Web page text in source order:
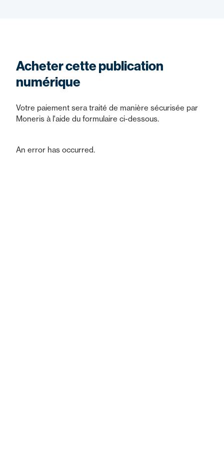
Acheter cette publication
numérique
Votre paiement sera traité de manière sécurisée par
Moneris à l'aide du formulaire ci-dessous.
An error has occurred.